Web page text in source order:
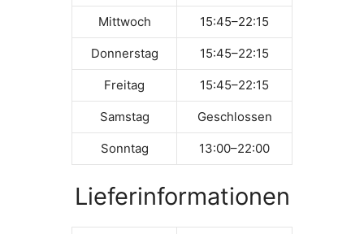
Mittwoch 15:45–22:15
Donnerstag 15:45–22:15
Freitag 15:45–22:15
Samstag Geschlossen
Sonntag 13:00–22:00
Lieferinformationen